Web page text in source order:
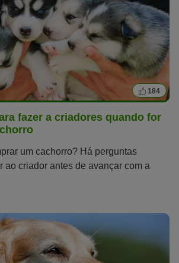
184
fazer a criadores quando for
um cachorro? Há perguntas
ao criador antes de avançar com a